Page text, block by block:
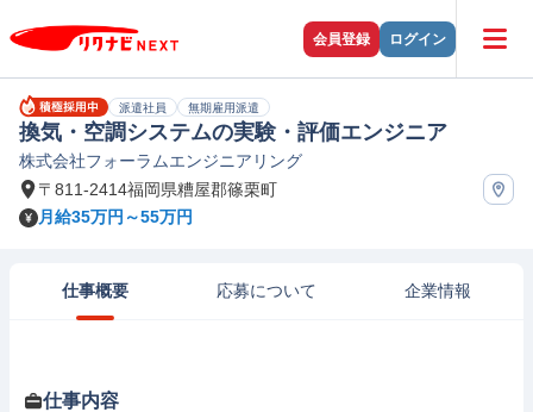
会員登録 ログイン
派遣社員 無期雇用派遣
換気・空調システムの実験・評価エンジニア
株式会社フォーラムエンジニアリング
〒811-2414福岡県糟屋郡篠栗町
月給35万円～55万円
仕事概要 応募について 企業情報
仕事内容